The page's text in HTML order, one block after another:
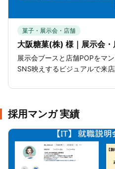
菓子・展示会・店舗
大阪糖菓(株) 様｜展示会・
展示会ブースと店舗POPをマ
SNS映えするビジュアルで来店
採用マンガ 実績